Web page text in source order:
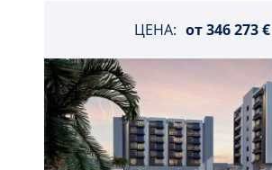
ЦЕНА: от346 273 €